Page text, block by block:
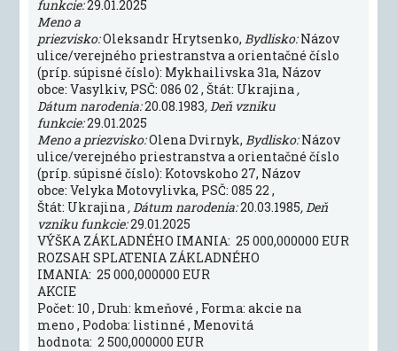
funkcie:29.01.2025
Meno a
priezvisko:Oleksandr Hrytsenko,Bydlisko:Názov
ulice/verejného priestranstva a orientačné číslo
(príp. súpisné číslo): Mykhailivska 31a, Názov
obce: Vasylkiv, PSČ: 086 02 , Štát: Ukrajina ,
Dátum narodenia:20.08.1983, Deň vzniku
funkcie:29.01.2025
Meno a priezvisko:Olena Dvirnyk,Bydlisko:Názov
ulice/verejného priestranstva a orientačné číslo
(príp. súpisné číslo): Kotovskoho 27, Názov
obce: Velyka Motovylivka, PSČ: 085 22 ,
Štát: Ukrajina , Dátum narodenia:20.03.1985, Deň
vzniku funkcie:29.01.2025
VÝŠKA ZÁKLADNÉHO IMANIA: 25 000,000000 EUR
ROZSAH SPLATENIA ZÁKLADNÉHO
IMANIA: 25 000,000000 EUR
AKCIE
Počet: 10 , Druh: kmeňové , Forma: akcie na
meno , Podoba: listinné , Menovitá
hodnota: 2 500,000000 EUR